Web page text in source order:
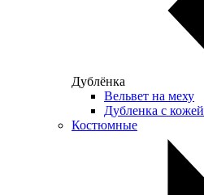
Дублёнка
Вельвет на меху
Дубленка с кожей
Костюмные